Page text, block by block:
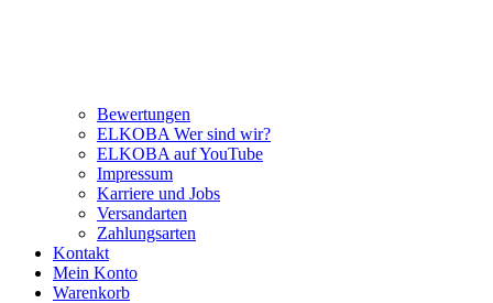
Bewertungen
ELKOBA Wer sind wir?
ELKOBA auf YouTube
Impressum
Karriere und Jobs
Versandarten
Zahlungsarten
Kontakt
Mein Konto
Warenkorb